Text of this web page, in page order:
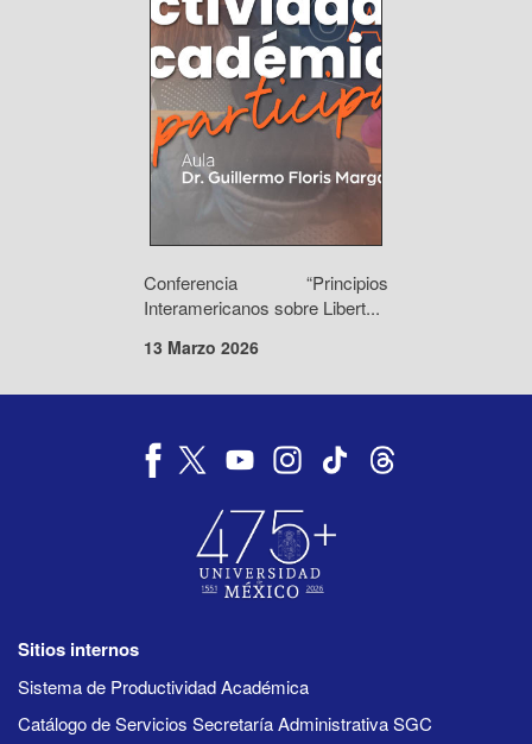
Conferencia “Principios
Interamericanos sobre Libert...
13 Marzo 2026
Sitios internos
Sistema de Productividad Académica
Catálogo de Servicios Secretaría Administrativa SGC